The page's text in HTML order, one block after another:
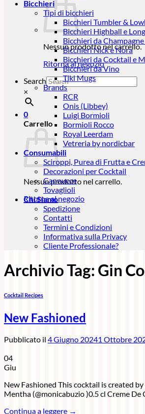
Nessun prodotto nel carrello.
Ritorna al negozio
Search
×
0
Carrello
Nessun prodotto nel carrello.
Ritorna al negozio
Bicchieri
Tipi di bicchieri
Bicchieri Tumbler &
Bicchieri Highball e
Bicchieri da
Bicchieri Nick e Nora
Bicchieri da Cocktail e
Bicchieri da Vino
Tiki Mugs
Brands
RCR
Onis (Libbey)
Luigi Bormioli
Bormioli Rocco
Royal Leerdam
Vetreria by nordicbar
Consumabili
Sciroppi, Purea di Frutta e
Decorazioni per Cocktail
Cannucce
Tovaglioli
Chi Siamo
Spedizione
Contatti
Termini e Condizioni
Informativa sulla Privacy
Cliente Professionale?
Archivio Tag: Gin
Cocktail Recipes
New Fashioned
Pubblicato il 4 Giugno 20241 Ottobre
04
Giu
New Fashioned This cocktail is created
Mentha (@monicabuzio )0.5 cl Creme
Continua a leggere →